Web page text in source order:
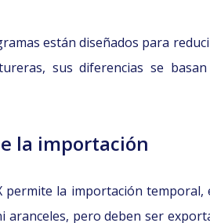
están diseñados para
sus diferencias se
la importación
permite la importación temporal,
aranceles, pero deben ser